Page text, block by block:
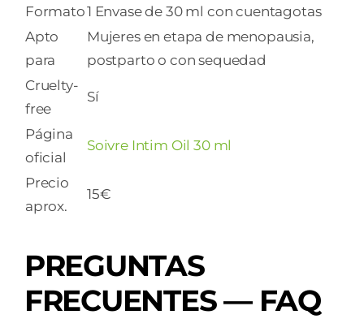
Formato1 Envase de 30 ml con cuentagotas
Apto
para
Mujeres en etapa de menopausia,
postparto o con sequedad
Cruelty-
free
Sí
Página
oficial
Soivre Intim Oil 30 ml
Precio
aprox.
15€
PREGUNTAS
FRECUENTES — FAQ